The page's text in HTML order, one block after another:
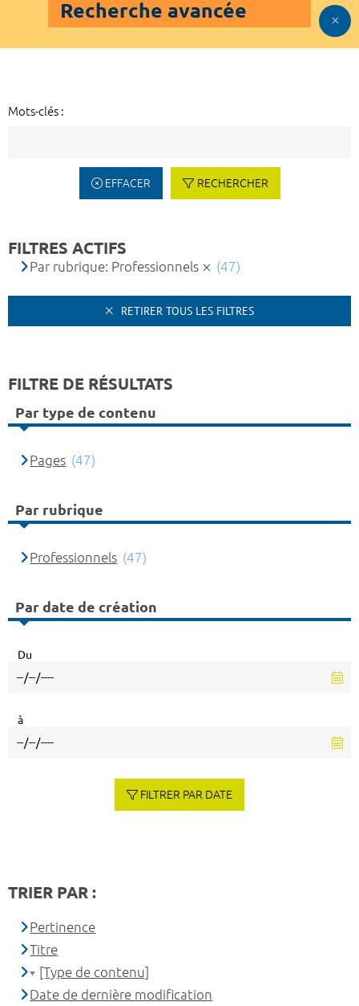
Recherche avancée
Mots-clés :
EFFACER RECHERCHER
FILTRES ACTIFS
Par rubrique: Professionnels (47)
RETIRER TOUS LES FILTRES
FILTRE DE RÉSULTATS
Par type de contenu
Pages (47)
Par rubrique
Professionnels (47)
Par date de création
Du
à
FILTRER PAR DATE
TRIER PAR :
Pertinence
Titre
[Type de contenu]
Date de dernière modification